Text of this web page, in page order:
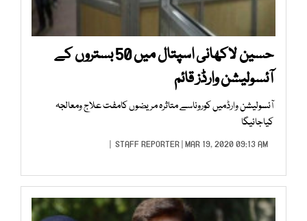
حسین لاکھانی اسپتال میں 50 بستروں کے
آئسولیشن وارڈز قائم
آئسولیشن وارڈمیں کوروناسے متاثرہ مریضوں کامفت علاج ومعالجہ
کیاجائیگا
STAFF REPORTER| MAR 19, 2020 09:13 AM |